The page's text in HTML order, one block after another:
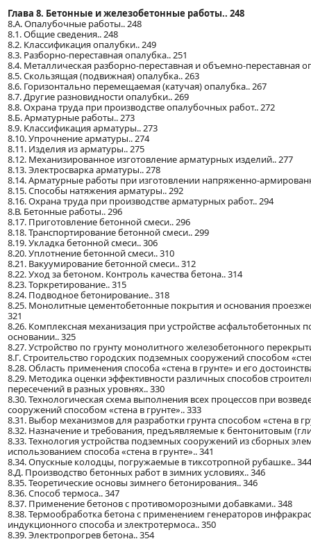
Глава 8. Бетонные и железобетонные работы.. 248
8.А. Опалубочные работы.. 248
8.1. Общие сведения.. 248
8.2. Классификация опалубки.. 249
8.3. Разборно-переставная опалубка.. 251
8.4. Металлическая разборно-переставная и объемно-переставная
8.5. Скользящая (подвижная) опалубка.. 263
8.6. Горизонтально перемещаемая (катучая) опалубка.. 267
8.7. Другие разновидности опалубки.. 269
8.8. Охрана труда при производстве опалубочных работ.. 272
8.Б. Арматурные работы.. 273
8.9. Классификация арматуры.. 273
8.10. Упрочнение арматуры.. 274
8.11. Изделия из арматуры.. 275
8.12. Механизированное изготовление арматурных изделий.. 277
8.13. Электросварка арматуры.. 278
8.14. Арматурные работы при изготовлении напряженно-
8.15. Способы натяжения арматуры.. 292
8.16. Охрана труда при производстве арматурных работ.. 294
8.В. Бетонные работы.. 296
8.17. Приготовление бетонной смеси.. 296
8.18. Транспортирование бетонной смеси.. 299
8.19. Укладка бетонной смеси.. 306
8.20. Уплотнение бетонной смеси.. 310
8.21. Вакуумирование бетонной смеси.. 312
8.22. Уход за бетоном. Контроль качества бетона.. 314
8.23. Торкретирование.. 315
8.24. Подводное бетонирование.. 318
8.25. Монолитные цементобетонные покрытия и основания
321
8.26. Комплексная механизация при устройстве асфальтобетонных
основании.. 325
8.27. Устройство по грунту монолитного железобетонного
8.Г. Строительство городских подземных сооружений способом
8.28. Область применения способа «стена в грунте» и его
8.29. Методика оценки эффективности различных способов
пересечений в разных уровнях.. 330
8.30. Технологическая схема выполнения всех процессов при
сооружений способом «стена в грунте».. 333
8.31. Выбор механизмов для разработки грунта способом «стена в
8.32. Назначение и требования, предъявляемые к бентонитовым
8.33. Технология устройства подземных сооружений из сборных
использованием способа «стена в грунте».. 341
8.34. Опускные колодцы, погружаемые в тиксотропной рубашке.. 344
8.Д. Производство бетонных работ в зимних условиях.. 346
8.35. Теоретические основы зимнего бетонирования.. 346
8.36. Способ термоса.. 347
8.37. Применение бетонов с противоморозными добавками.. 348
8.38. Термообработка бетона с применением генераторов
индукционного способа и злектротермоса.. 350
8.39. Электропрогрев бетона.. 354